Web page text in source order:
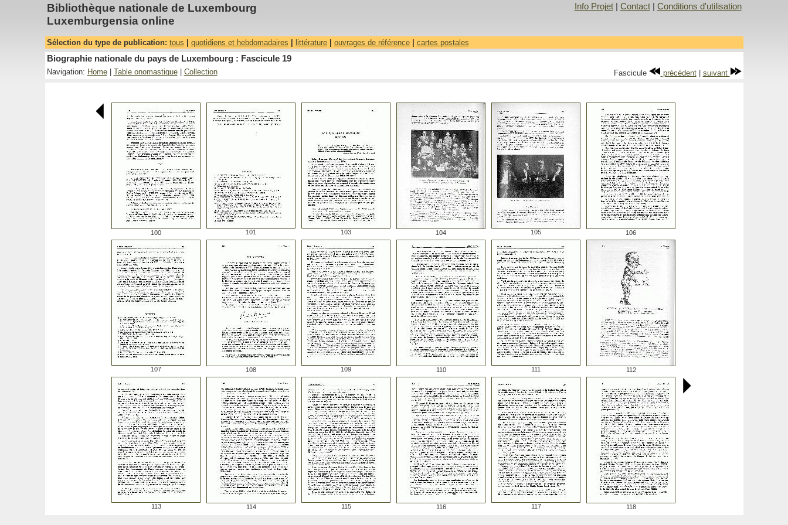
Bibliothèque nationale de Luxembourg
Luxemburgensia online
Info Projet| Contact| Conditions d'utilisation
Sélection du type de publication: tous quotidiens et hebdomadaires littérature| ouvrages de référence| cartes postales
Biographie nationale du pays de Luxembourg : Fascicule 19
Navigation: Home| Table onomastique| Collection Fascicule précédent| suivant
100 101 103 104 105 106
107 108 109 110 111 112
113 114 115 116 117 118